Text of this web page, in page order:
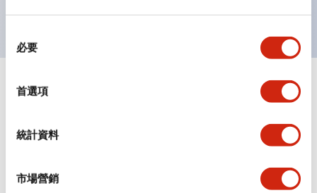
必要
首選項
統計資料
市場營銷
規格 顯示全部 +